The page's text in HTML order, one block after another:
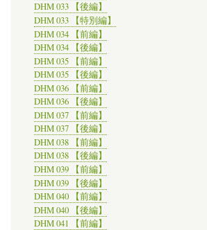
DHM 033 【後編】
DHM 033 【特別編】
DHM 034 【前編】
DHM 034 【後編】
DHM 035 【前編】
DHM 035 【後編】
DHM 036 【前編】
DHM 036 【後編】
DHM 037 【前編】
DHM 037 【後編】
DHM 038 【前編】
DHM 038 【後編】
DHM 039 【前編】
DHM 039 【後編】
DHM 040 【前編】
DHM 040 【後編】
DHM 041 【前編】